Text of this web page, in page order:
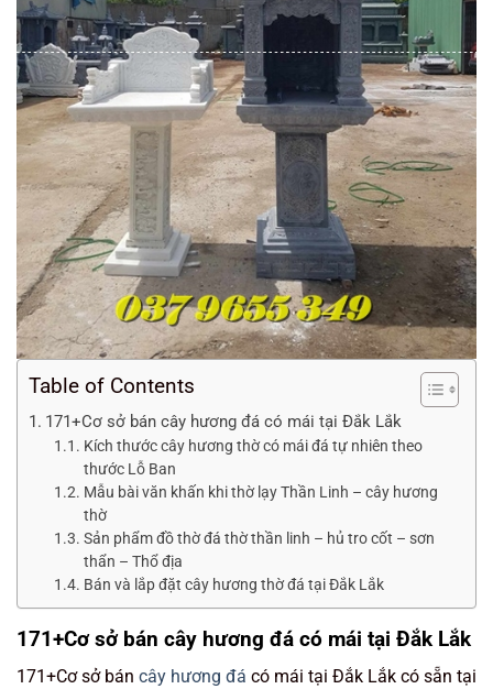
Table of Contents
171+Cơ sở bán cây hương đá có mái tại Đắk Lắk
Kích thước cây hương thờ có mái đá tự nhiên theo
thước Lỗ Ban
Mẫu bài văn khấn khi thờ lạy Thần Linh – cây hương
thờ
Sản phẩm đồ thờ đá thờ thần linh – hủ tro cốt – sơn
thẩn – Thổ địa
Bán và lắp đặt cây hương thờ đá tại Đắk Lắk
171+Cơ sở bán cây hương đá có mái tại Đắk Lắk
171+Cơ sở bán cây hương đá có mái tại Đắk Lắk có sẵn tại